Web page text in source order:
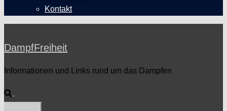
Kontakt
DampfFreiheit
Informationen und Links rund um das Dampfen
Suche